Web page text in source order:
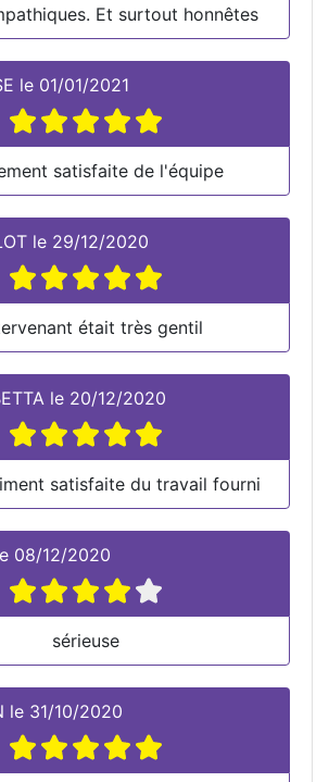
Et surtout honnêtes
le 01/01/2021
satisfaite de l'équipe
le 29/12/2020
était très gentil
le 20/12/2020
satisfaite du travail fourni
08/12/2020
sérieuse
le 31/10/2020